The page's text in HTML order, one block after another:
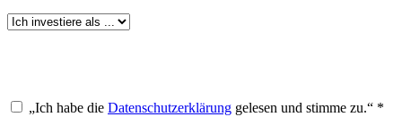
„Ich habe die Datenschutzerklärung gelesen und stimme zu.“ *